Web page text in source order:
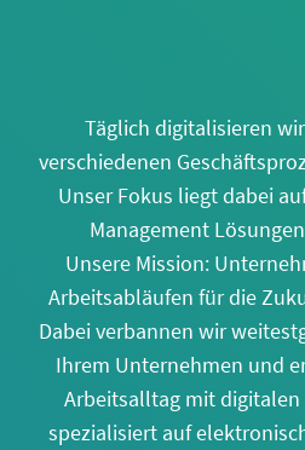
Täglich digitalisieren
verschiedenen
Unser Fokus liegt dabei
Management
Unsere Mission:
Arbeitsabläufen für die
Dabei verbannen wir
Ihrem Unternehmen und
Arbeitsalltag mit digitalen
spezialisiert auf